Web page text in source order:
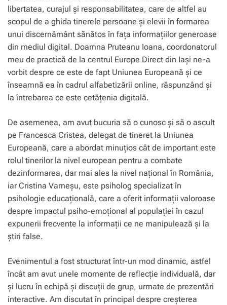
libertatea, curajul și responsabilitatea, care de altfel au
scopul de a ghida tinerele persoane și elevii în formarea
unui discernământ sănătos în fața informațiilor generoase
din mediul digital. Doamna Pruteanu Ioana, coordonatorul
meu de practică de la centrul Europe Direct din Iași ne-a
vorbit despre ce este de fapt Uniunea Europeană și ce
înseamnă ea în cadrul alfabetizării online, răspunzând și
la întrebarea ce este cetățenia digitală.
De asemenea, am avut bucuria să o cunosc și să o ascult
pe Francesca Cristea, delegat de tineret la Uniunea
Europeană, care a abordat minuțios cât de important este
rolul tinerilor la nivel european pentru a combate
dezinformarea, dar mai ales la nivel național în România,
iar Cristina Vameșu, este psiholog specializat în
psihologie educațională, care a oferit informații valoroase
despre impactul psiho-emoțional al populației în cazul
expunerii frecvente la informații ce ne manipulează și la
știri false.
Evenimentul a fost structurat într-un mod dinamic, astfel
încât am avut unele momente de reflecție individuală, dar
și lucru în echipă și discuții de grup, urmate de prezentări
interactive. Am discutat în principal despre creșterea